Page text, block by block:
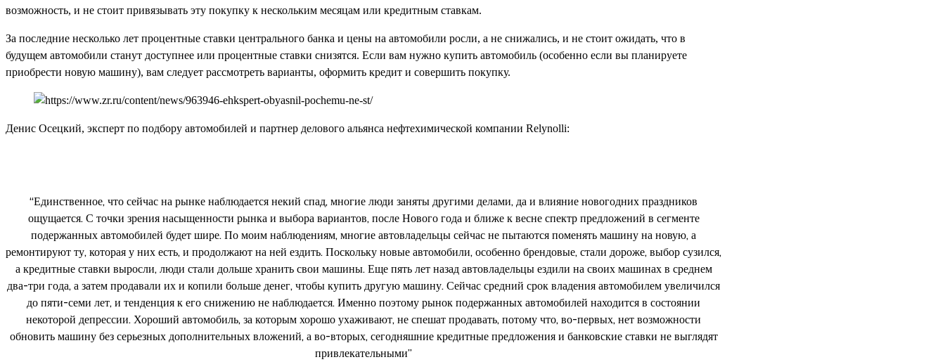
возможность, и не стоит привязывать эту покупку к нескольким месяцам или кредитным ставкам.
За последние несколько лет процентные ставки центрального банка и цены на автомобили росли, а не снижались, и не стоит ожидать, что в
будущем автомобили станут доступнее или процентные ставки снизятся. Если вам нужно купить автомобиль (особенно если вы планируете
приобрести новую машину), вам следует рассмотреть варианты, оформить кредит и совершить покупку.
Денис Осецкий, эксперт по подбору автомобилей и партнер делового альянса нефтехимической компании Relynolli:
“Единственное, что сейчас на рынке наблюдается некий спад, многие люди заняты другими делами, да и влияние новогодних праздников
ощущается. С точки зрения насыщенности рынка и выбора вариантов, после Нового года и ближе к весне спектр предложений в сегменте
подержанных автомобилей будет шире. По моим наблюдениям, многие автовладельцы сейчас не пытаются поменять машину на новую, а
ремонтируют ту, которая у них есть, и продолжают на ней ездить. Поскольку новые автомобили, особенно брендовые, стали дороже, выбор сузился,
а кредитные ставки выросли, люди стали дольше хранить свои машины. Еще пять лет назад автовладельцы ездили на своих машинах в среднем
два-три года, а затем продавали их и копили больше денег, чтобы купить другую машину. Сейчас средний срок владения автомобилем увеличился
до пяти-семи лет, и тенденция к его снижению не наблюдается. Именно поэтому рынок подержанных автомобилей находится в состоянии
некоторой депрессии. Хороший автомобиль, за которым хорошо ухаживают, не спешат продавать, потому что, во-первых, нет возможности
обновить машину без серьезных дополнительных вложений, а во-вторых, сегодняшние кредитные предложения и банковские ставки не выглядят
привлекательными”